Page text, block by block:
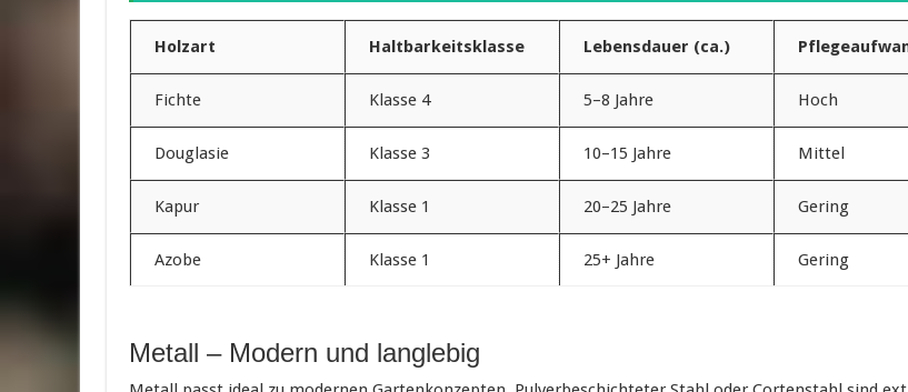
Holzart Haltbarkeitsklasse Lebensdauer (ca.)
Fichte Klasse 4 5–8 Jahre Hoch
Douglasie Klasse 3 10–15 Jahre Mittel
Kapur Klasse 1 20–25 Jahre Gering
Azobe Klasse 1 25+ Jahre Gering
Metall – Modern und langlebig